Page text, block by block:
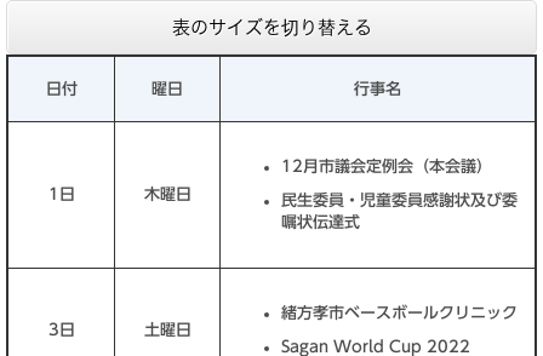
表のサイズを切り替える
日付 曜日 行事名
1日 木曜日
12月市議会定例会（本会議）
民生委員・児童委員感謝状及び委
嘱状伝達式
3日 土曜日
緒方孝市ベースボールクリニック
Sagan World Cup 2022